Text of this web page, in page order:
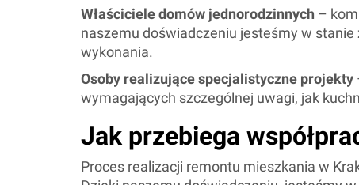
Właściciele domów jednorodzinnych –
naszemu doświadczeniu jesteśmy w
wykonania.
Osoby realizujące specjalistyczne projekty
wymagających szczególnej uwagi, jak
Jak przebiega
Proces realizacji remontu mieszkania w